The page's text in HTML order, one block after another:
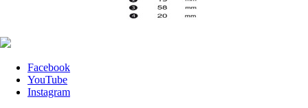
Facebook
YouTube
Instagram